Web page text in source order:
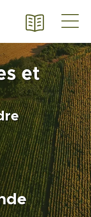
et